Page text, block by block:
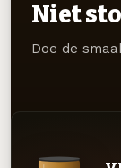
Niet
Doe de